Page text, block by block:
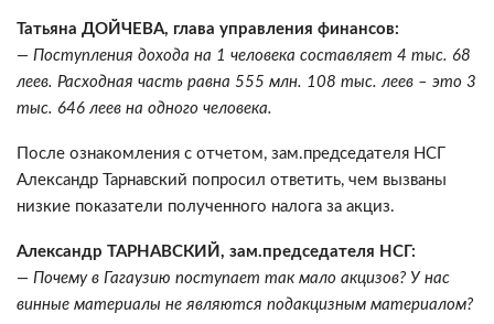
Татьяна ДОЙЧЕВА, глава управления финансов:
— Поступления дохода на 1 человека составляет 4 тыс. 68
леев. Расходная часть равна 555 млн. 108 тыс. леев – это 3
тыс. 646 леев на одного человека.
После ознакомления с отчетом, зам.председателя НСГ
Александр Тарнавский попросил ответить, чем вызваны
низкие показатели полученного налога за акциз.
Александр ТАРНАВСКИЙ, зам.председателя НСГ:
— Почему в Гагаузию поступает так мало акцизов? У нас
винные материалы не являются подакцизным материалом?